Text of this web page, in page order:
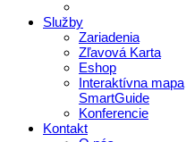
Služby
Zariadenia
Zľavová Karta
Eshop
Interaktívna mapa
SmartGuide
Konferencie
Kontakt